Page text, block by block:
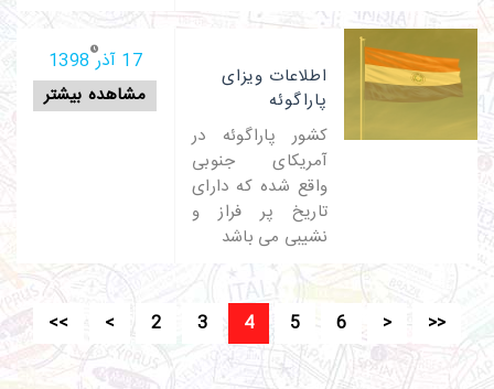
17 آذر 1398
مشاهده بیشتر
اطلاعات ویزای
پاراگوئه
کشور پاراگوئه در
آمریکای جنوبی
واقع شده که دارای
تاریخ پر فراز و
نشیبی می باشد
<< < 2 3 4 5 6 > >>